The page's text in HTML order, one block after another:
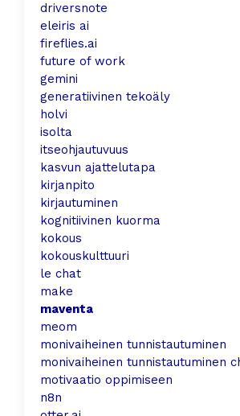
driversnote
eleiris ai
fireflies.ai
future of work
gemini
generatiivinen tekoäly
holvi
isolta
itseohjautuvuus
kasvun ajattelutapa
kirjanpito
kirjautuminen
kognitiivinen kuorma
kokous
kokouskulttuuri
le chat
make
maventa
meom
monivaiheinen tunnistautuminen
monivaiheinen tunnistautuminen
motivaatio oppimiseen
n8n